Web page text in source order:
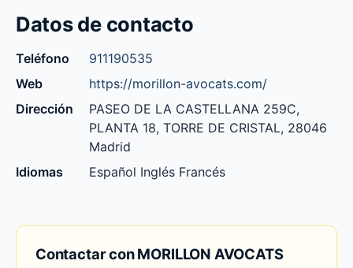
Datos de contacto
Teléfono
911190535
Web
https://morillon-avocats.com/
Dirección
PASEO DE LA CASTELLANA 259C,
PLANTA 18, TORRE DE CRISTAL, 28046
Madrid
Idiomas
Español Inglés Francés
Contactar con MORILLON AVOCATS